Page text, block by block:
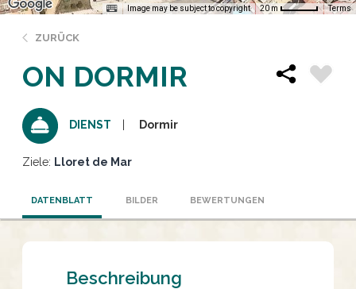
Image may be subject to copyright 20 m Terms
ZURÜCK
ON DORMIR
DIENST Dormir
Ziele: Lloret de Mar
DATENBLATT BILDER BEWERTUNGEN
Beschreibung